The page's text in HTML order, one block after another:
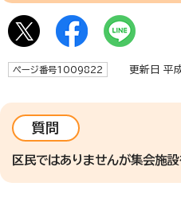
ページ番号1009822 更新日 平
質問
区民ではありませんが集会施